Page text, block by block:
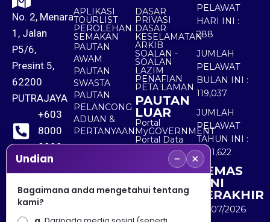
No. 2, Menara
1, Jalan
P5/6,
Presint 5,
62200
PUTRAJAYA
+603
8000
8000
+603
8891
7100
APLIKASI
TOURLIST
PEROLEHAN
SEMAKAN
PAUTAN
AWAM
PAUTAN
SWASTA
PAUTAN
PELANCONG
ADUAN &
PERTANYAAN
DASAR
PRIVASI
DASAR
KESELAMATAN
ARKIB
SOALAN -
SOALAN
LAZIM
PENAFIAN
PETA LAMAN
PAUTAN
LUAR
Portal
MyGOVERNMENT
Portal Data
Terbuka
Sektor Awam
PELAWAT
HARI INI :
288
JUMLAH
PELAWAT
BULAN INI :
119,037
JUMLAH
PELAWAT
TAHUN INI :
5,521,622
KEMAS
KINI
TERAKHIR
30/07/2026
Undian − ×
Bagaimana anda mengetahui tentang
kami?